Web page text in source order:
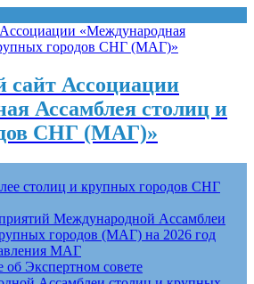
Ассоциации
Ассамблея столиц и
СНГ (МАГ)»
столиц и крупных городов СНГ
Международной Ассамблеи
городов (МАГ) на 2026 год
МАГ
Экспертном совете